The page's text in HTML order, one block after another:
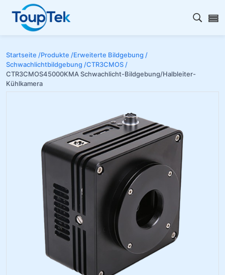
Open
Startseite /Produkte /Erweiterte Bildgebung /
Schwachlichtbildgebung /CTR3CMOS /
CTR3CMOS45000KMA Schwachlicht-Bildgebung/Halbleiter-
Kühlkamera